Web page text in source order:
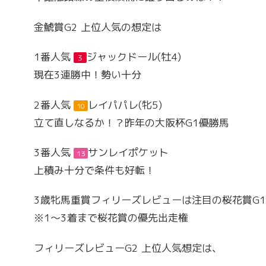
金鯱賞G2 上位人気の想定は
1番人気 ３ ジャックドール(牡4)
現在3連勝中！勢い十分
2番人気 10 レイパパレ(牝5)
立て直しなるか！？昨年の大阪杯G1優勝馬
3番人気 13 サンレイポケット
上積み十分で条件も好転！
3歳牝馬重賞フィリーズレビューは注目の桜花賞
※1～3着まで桜花賞の優先出走権
フィリーズレビューG2 上位人気想定は、